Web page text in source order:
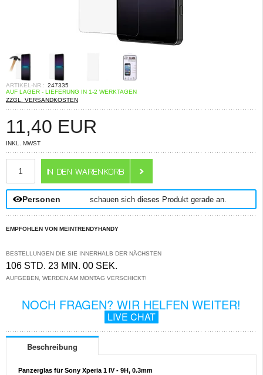
ARTIKEL-NR.: 247335
AUF LAGER - LIEFERUNG IN 1-2 WERKTAGEN
ZZGL. VERSANDKOSTEN
11,40 EUR
INKL. MWST
Personen schauen sich dieses Produkt gerade an.
EMPFOHLEN VON MEINTRENDYHANDY
BESTELLUNGEN DIE SIE INNERHALB DER NÄCHSTEN
106 STD. 23 MIN. 00 SEK.
AUFGEBEN, WERDEN AM MONTAG VERSCHICKT!
NOCH FRAGEN? WIR HELFEN WEITER!
LIVE CHAT
Beschreibung
Panzerglas für Sony Xperia 1 IV - 9H, 0.3mm